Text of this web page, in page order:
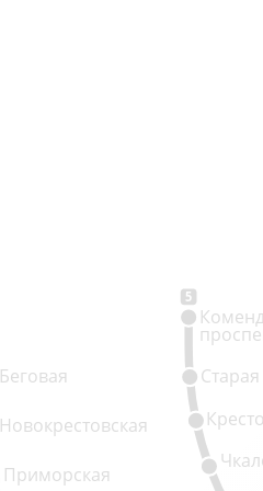
5
Приморская
Новокрестовская
Беговая